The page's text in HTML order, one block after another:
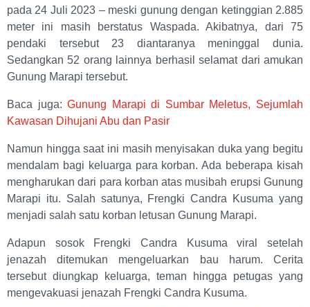
pada 24 Juli 2023 – meski gunung dengan ketinggian 2.885
meter ini masih berstatus Waspada. Akibatnya, dari 75
pendaki tersebut 23 diantaranya meninggal dunia.
Sedangkan 52 orang lainnya berhasil selamat dari amukan
Gunung Marapi tersebut.
Baca juga:Gunung Marapi di Sumbar Meletus, Sejumlah
Kawasan Dihujani Abu dan Pasir
Namun hingga saat ini masih menyisakan duka yang begitu
mendalam bagi keluarga para korban. Ada beberapa kisah
mengharukan dari para korban atas musibah erupsi Gunung
Marapi itu. Salah satunya, Frengki Candra Kusuma yang
menjadi salah satu korban letusan Gunung Marapi.
Adapun sosok Frengki Candra Kusuma viral setelah
jenazah ditemukan mengeluarkan bau harum. Cerita
tersebut diungkap keluarga, teman hingga petugas yang
mengevakuasi jenazah Frengki Candra Kusuma.